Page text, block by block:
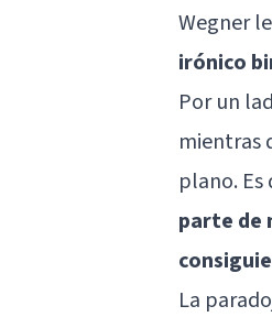
Wegner
irónico
Por un
mientras
plano.
parte de
La